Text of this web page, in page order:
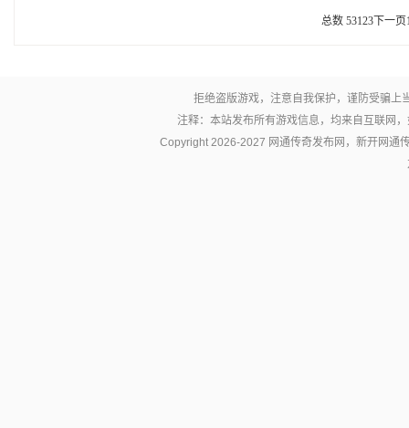
总数 53123 下一页
拒绝盗版游戏，注意自我保护，谨防受骗上
注释：本站发布所有游戏信息，均来自互联网
Copyright 2026-2027 网通传奇发布网，新开网通